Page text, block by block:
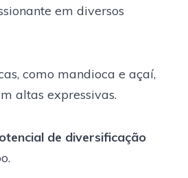
em diversos
como mandioca e açaí,
altas expressivas.
de diversificação